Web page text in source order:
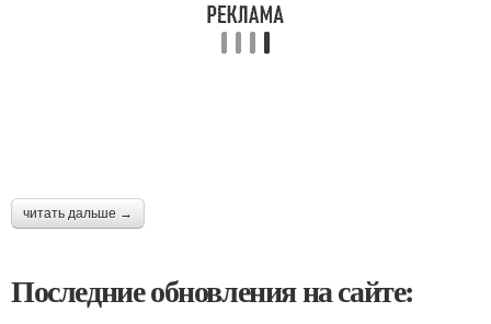
читать дальше →
Последние обновления на сайте: